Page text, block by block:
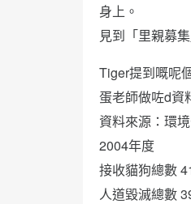
身上。
見到「里親募
Tiger提到嘅呢
蛋老師做咗d資
資料來源：環
2004年度
接收貓狗總數
人道毀滅總數